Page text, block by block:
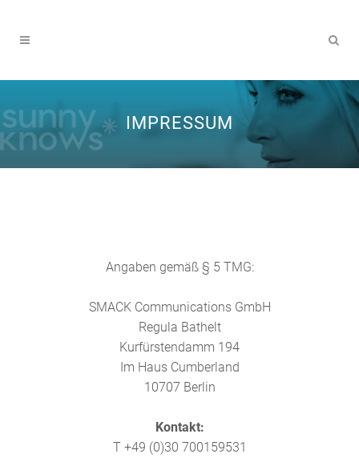
IMPRESSUM
Angaben gemäß § 5 TMG:
SMACK Communications GmbH
Regula Bathelt
Kurfürstendamm 194
Im Haus Cumberland
10707 Berlin
Kontakt:
T +49 (0)30 700159531